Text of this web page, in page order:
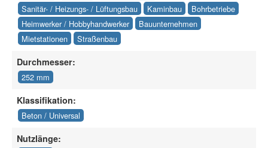
Sanitär- / Heizungs- / Lüftungsbau
Kaminbau
Bohrbetriebe
Heimwerker / Hobbyhandwerker
Bauunternehmen
Mietstationen
Straßenbau
Durchmesser:
252 mm
Klassifikation:
Beton / Universal
Nutzlänge: